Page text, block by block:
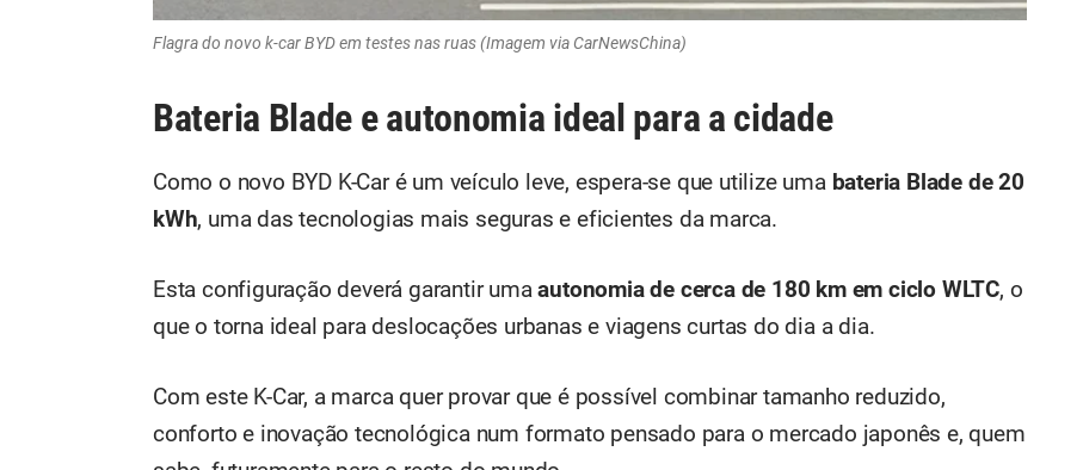
Flagra do novo k-car BYD em testes nas ruas (Imagem via CarNewsChina)
Bateria Blade e autonomia ideal para a cidade
Como o novo BYD K-Car é um veículo leve, espera-se que utilize uma bateria Blade de 20
kWh, uma das tecnologias mais seguras e eficientes da marca.
Esta configuração deverá garantir umaautonomia de cerca de 180 km em ciclo WLTC, o
que o torna ideal para deslocações urbanas e viagens curtas do dia a dia.
Com este K-Car, a marca quer provar que é possível combinar tamanho reduzido,
conforto e inovação tecnológica num formato pensado para o mercado japonês e, quem